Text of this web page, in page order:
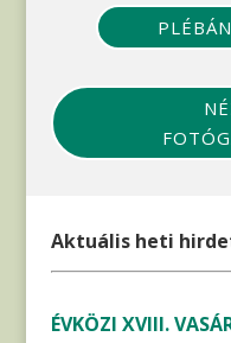
Aktuális heti
ÉVKÖZI XVIII.